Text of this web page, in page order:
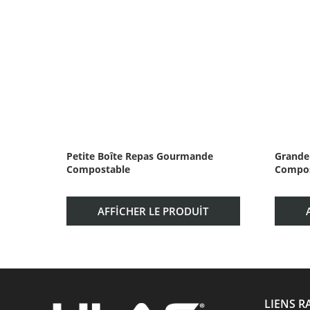
Petite Boîte Repas Gourmande
Compostable
AFFICHER LE PRODUIT
LIENS